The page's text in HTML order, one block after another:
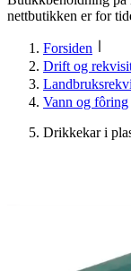
nettbutikken er for
Forsiden
Drift og
Vann og fôring
Drikkekar i